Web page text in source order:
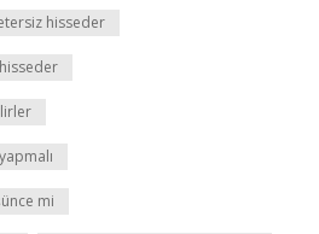
hisseder
mi